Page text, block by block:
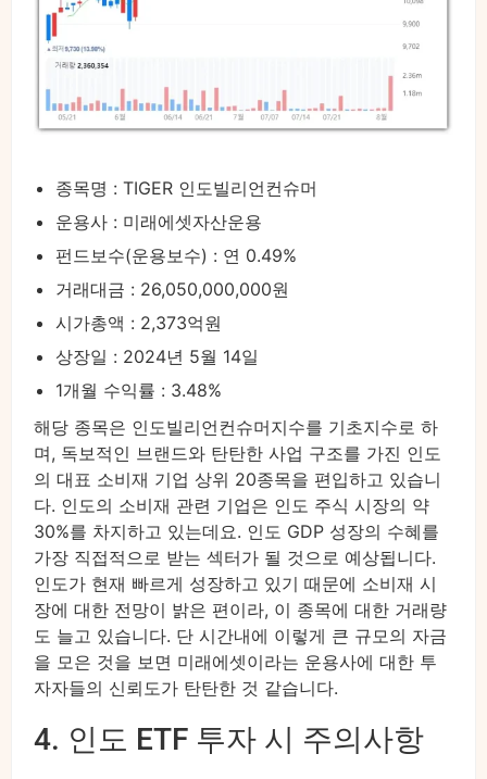
종목명 : TIGER 인도빌리언컨슈머
운용사 : 미래에셋자산운용
펀드보수(운용보수) : 연 0.49%
거래대금 : 26,050,000,000원
시가총액 : 2,373억원
상장일 : 2024년 5월 14일
1개월 수익률 : 3.48%
해당 종목은 인도빌리언컨슈머지수를 기초지수로 하
며, 독보적인 브랜드와 탄탄한 사업 구조를 가진 인도
의 대표 소비재 기업 상위 20종목을 편입하고 있습니
다. 인도의 소비재 관련 기업은 인도 주식 시장의 약
30%를 차지하고 있는데요. 인도 GDP 성장의 수혜를
가장 직접적으로 받는 섹터가 될 것으로 예상됩니다.
인도가 현재 빠르게 성장하고 있기 때문에 소비재 시
장에 대한 전망이 밝은 편이라, 이 종목에 대한 거래량
도 늘고 있습니다. 단 시간내에 이렇게 큰 규모의 자금
을 모은 것을 보면 미래에셋이라는 운용사에 대한 투
자자들의 신뢰도가 탄탄한 것 같습니다.
4. 인도 ETF 투자 시 주의사항